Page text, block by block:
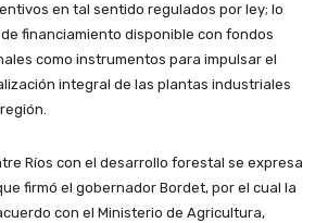
en tal sentido regulados por ley; lo
financiamiento disponible con fondos
como instrumentos para impulsar el
integral de las plantas industriales
Ríos con el desarrollo forestal se expresa
firmó el gobernador Bordet, por el cual la
con el Ministerio de Agricultura,